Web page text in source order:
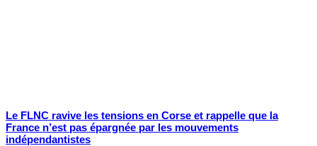
Le FLNC ravive les tensions en Corse et rappelle que la
France n’est pas épargnée par les mouvements
indépendantistes